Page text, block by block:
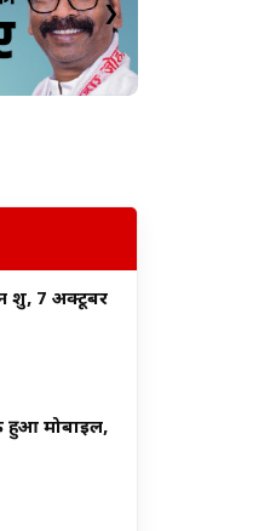
❯
शुरू, 7 अक्टूबर
हुआ मोबाइल,